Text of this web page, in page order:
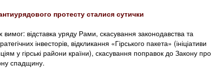
протесту сталися сутички
вимог: відставка уряду Рами, скасування законодавства та
інвесторів, відкликання «Гірського пакета» (ініціативи
у гірські райони країни), скасування поправок до Закону про
спадщину.